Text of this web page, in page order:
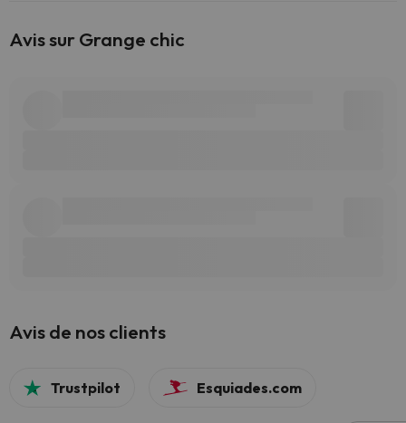
Avis sur Grange chic
Avis de nos clients
Trustpilot Esquiades.com